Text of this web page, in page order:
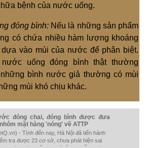
bệnh của nước uống.
đóng bình: Nếu là những sản phẩm
có chứa nhiều hàm lượng khoáng
vào mùi của nước để phân biệt.
uống đóng bình thật thường
bình nước giả thường có mùi
mùi khó chịu khác.
đóng chai, đóng bình được đưa
mặt hàng 'nóng' về ATTP
- Tính đến nay, Hà Nội đã tiến hành
tra được 23 cơ sở, chưa phát hiện sai